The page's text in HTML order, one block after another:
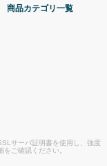
商品カテゴリ一覧
サーバ証明書を使用し、強度
をご確認ください。